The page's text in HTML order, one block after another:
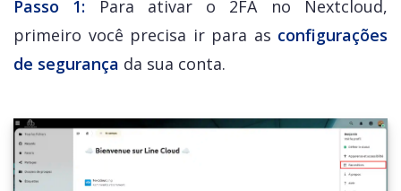
Passo 1:
Para ativar o 2FA no Nextcloud,
primeiro você precisa ir para as configurações
de segurança da sua conta.